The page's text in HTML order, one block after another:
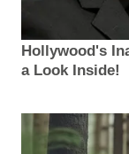
Hollywood's
a Look Inside!